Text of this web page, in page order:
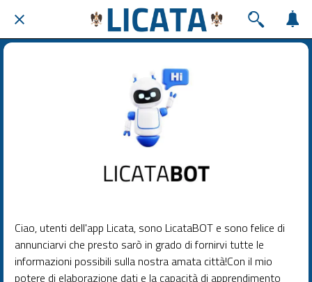
Ciao, utenti dell'app Licata, sono LicataBOT e sono felice di
annunciarvi che presto sarò in grado di fornirvi tutte le
informazioni possibili sulla nostra amata città!Con il mio
potere di elaborazione dati e la capacità di apprendimento